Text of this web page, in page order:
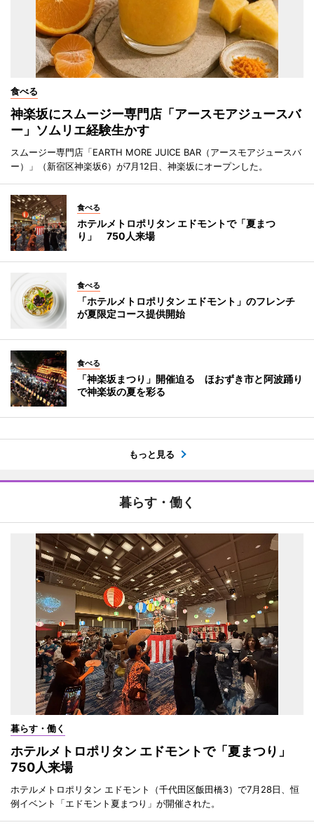
食べる
神楽坂にスムージー専門店「アースモアジュースバ
ー」ソムリエ経験生かす
スムージー専門店「EARTH MORE JUICE BAR（アースモアジュースバ
ー）」（新宿区神楽坂6）が7月12日、神楽坂にオープンした。
食べる
ホテルメトロポリタン エドモントで「夏まつ
り」 750人来場
食べる
「ホテルメトロポリタン エドモント」のフレンチ
が夏限定コース提供開始
食べる
「神楽坂まつり」開催迫る ほおずき市と阿波踊り
で神楽坂の夏を彩る
もっと見る
暮らす・働く
暮らす・働く
ホテルメトロポリタン エドモントで「夏まつり」
750人来場
ホテルメトロポリタン エドモント（千代田区飯田橋3）で7月28日、恒
例イベント「エドモント夏まつり」が開催された。